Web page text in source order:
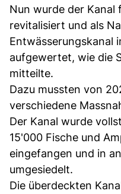
Nun wurde der Kanal
revitalisiert und als
Entwässerungskanal
aufgewertet, wie die
mitteilte.
Dazu mussten von
verschiedene
Der Kanal wurde
15'000 Fische und
eingefangen und in
umgesiedelt.
Die überdeckten